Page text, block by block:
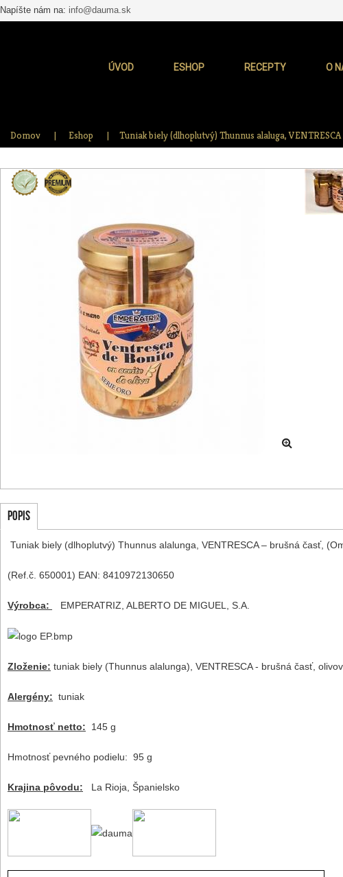
Napíšte nám na: info@dauma.sk
ÚVOD ESHOP RECEPTY O
Domov Eshop Tuniak biely (dlhoplutvý) Thunnus alaluga,
POPIS
Tuniak biely (dlhoplutvý) Thunnus alalunga, VENTRESCA – brušná časť,
(Ref.č. 650001) EAN: 8410972130650
Výrobca: EMPERATRIZ, ALBERTO DE MIGUEL, S.A.
Zloženie: tuniak biely (Thunnus alalunga), VENTRESCA - brušná časť,
Alergény: tuniak
Hmotnosť netto: 145 g
Hmotnosť pevného podielu: 95 g
Krajina pôvodu: La Rioja, Španielsko